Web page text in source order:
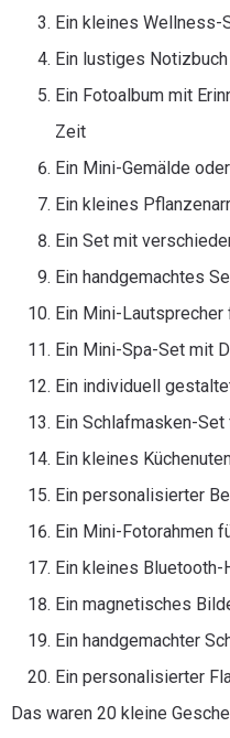
Ein kleines Wellness-
Ein lustiges Notizbuch
Ein Fotoalbum mit
Zeit
Ein Mini-Gemälde
Ein kleines
Ein Set mit
Ein handgemachtes
Ein Mini-Lautsprecher
Ein Mini-Spa-Set mit
Ein individuell
Ein Schlafmasken-
Ein kleines
Ein personalisierter
Ein Mini-Fotorahmen
Ein kleines Bluetooth-
Ein magnetisches
Ein handgemachter
Ein personalisierter
Das waren 20 kleine